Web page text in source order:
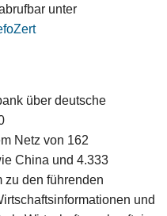
unter
über deutsche
Netz von 162
China und 4.333
zu den führenden
und